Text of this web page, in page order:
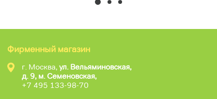
Фирменный магазин
г. Москва, ул. Вельяминовская,
д. 9, м. Семеновская,
+7 495 133-98-70